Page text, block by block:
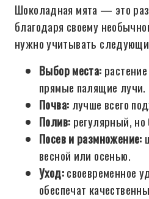
Шоколадная мята — это
благодаря своему
нужно учитывать
Выбор места:
прямые палящие лучи.
Почва: лучше всего
Полив: регулярный,
Посев и размножение:
весной или осенью.
Уход:своевременное
обеспечат